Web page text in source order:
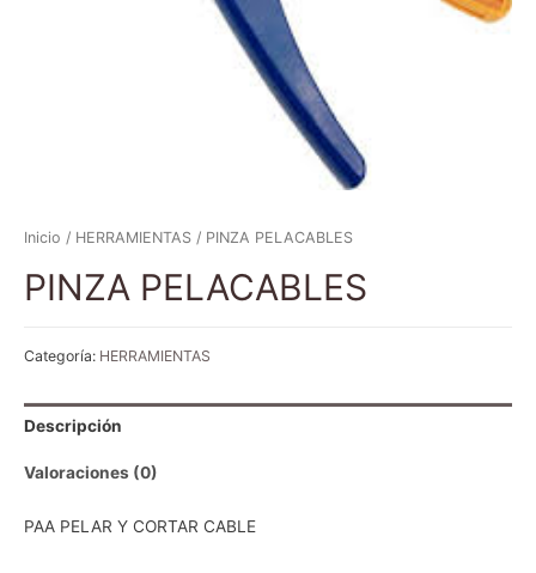
Inicio / HERRAMIENTAS / PINZA PELACABLES
PINZA PELACABLES
Categoría: HERRAMIENTAS
Descripción
Valoraciones (0)
PAA PELAR Y CORTAR CABLE